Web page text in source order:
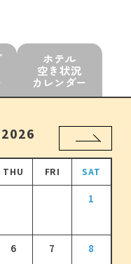
ホテル
空き状況
カレンダー
2026
THU FRI SAT
1
6
7
8
2026
THU FRI SAT
5
10 11 12
2026
THU FRI SAT
3
8 9 10
2026
THU FRI SAT
7
12 13 14
2026
THU FRI SAT
5
10 11 12
2027
THU FRI SAT
2
7 8 9